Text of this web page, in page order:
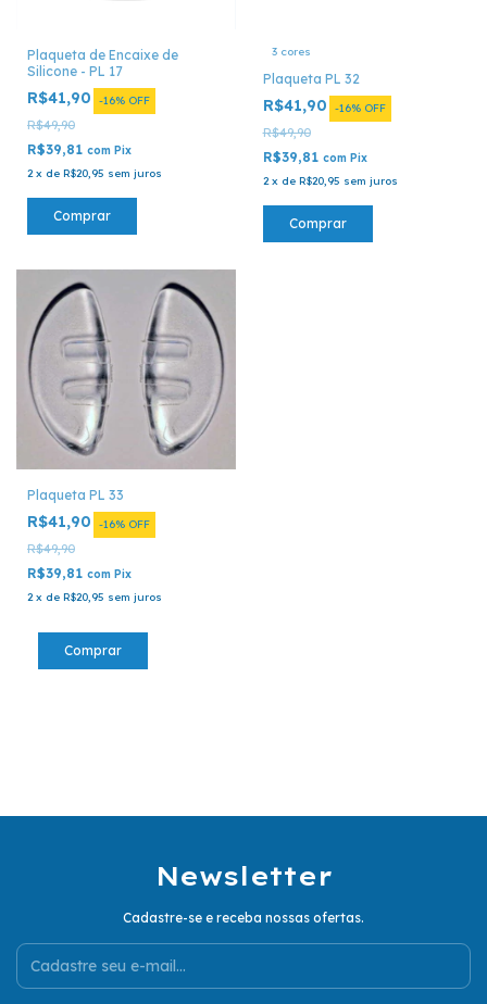
Plaqueta de Encaixe de
Silicone - PL 17
R$41,90 -16% OFF
R$49,90
R$39,81 com Pix
2 x de R$20,95 sem juros
Comprar
3 cores
Plaqueta PL 32
R$41,90 -16% OFF
R$49,90
R$39,81 com Pix
2 x de R$20,95 sem juros
Comprar
Plaqueta PL 33
R$41,90 -16% OFF
R$49,90
R$39,81 com Pix
2 x de R$20,95 sem juros
Newsletter
Cadastre-se e receba nossas ofertas.